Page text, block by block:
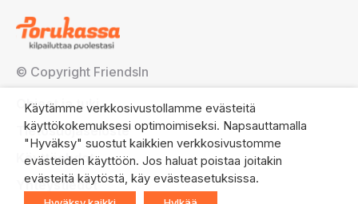
© Copyright FriendsIn
Ohjeet ja tuki
Tietosuojaseloste
Käyttöehdot
Yhteystiedot
Käytämme verkkosivustollamme evästeitä
käyttökokemuksesi optimoimiseksi. Napsauttamalla
"Hyväksy" suostut kaikkien verkkosivustomme
evästeiden käyttöön. Jos haluat poistaa joitakin
evästeitä käytöstä, käy evästeasetuksissa.